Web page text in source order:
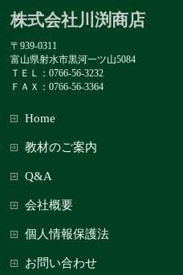
株式会社川渕商店
〒939-0311
富山県射水市黒河一ツ山5084
ＴＥＬ：0766-56-3232
ＦＡＸ：0766-56-3364
Home
教材のご案内
Q&A
会社概要
個人情報保護法
お問い合わせ